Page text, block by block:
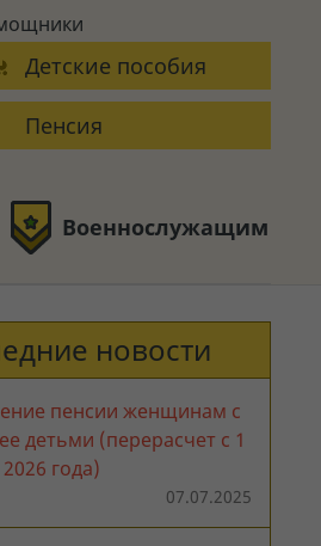
Детские пособия
Пенсия
Военнослужащим
новости
пенсии женщинам с
детьми (перерасчет с 1
года)
07.07.2025